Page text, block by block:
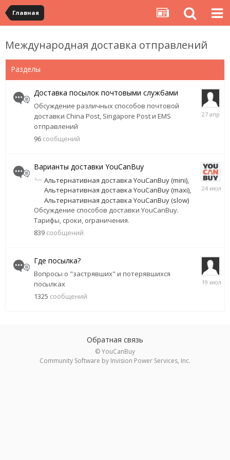
Главная
Международная доставка отправлений
Разделы
Доставка посылок почтовыми службами
Обсуждение различных способов почтовой
доставки China Post, Singapore Post и EMS
отправлений
96 сообщений
27
апреля
Варианты доставки YouCanBuy
Альтернативная доставка YouCanBuy (mini)
Альтернативная доставка YouCanBuy (maxi)
Альтернативная доставка YouCanBuy (slow)
Обсуждение способов доставки YouCanBuy.
Тарифы, сроки, ограничения.
839 сообщений
24
Где посылка?
Вопросы о "застрявших" и потерявшихся
посылках
1325 сообщений
19
Обратная связь
© YouCanBuy
Community Software by Invision Power Services, Inc.